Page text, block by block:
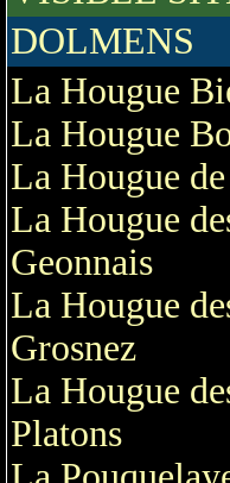
DOLMENS
La Hougue
La Hougue
La Hougue
La Hougue
Geonnais
La Hougue
Grosnez
La Hougue
Platons